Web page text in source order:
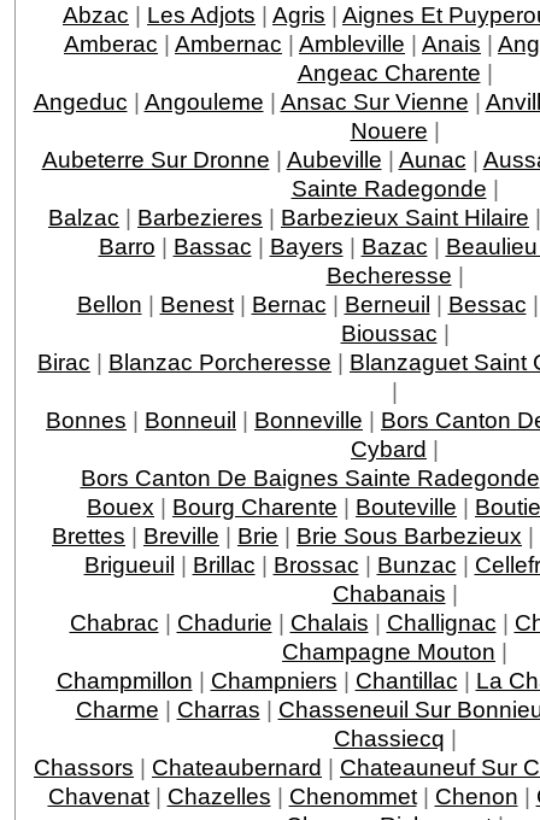
Abzac | Les Adjots | Agris | Aignes Et
Amberac | Ambernac | Ambleville | Anais |
Angeac Charente |
Angeduc | Angouleme | Ansac Sur Vienne |
Nouere |
Aubeterre Sur Dronne | Aubeville | Aunac |
Sainte Radegonde |
Balzac | Barbezieres | Barbezieux Saint Hilaire
Barro | Bassac | Bayers | Bazac |
Becheresse |
Bellon | Benest| Bernac | Berneuil | Bessac
Bioussac |
Birac | Blanzac Porcheresse | Blanzaguet Saint
|
Bonnes | Bonneuil | Bonneville | Bors Canton
Cybard |
Bors Canton De Baignes Sainte Radegonde
Bouex | Bourg Charente | Bouteville |
Brettes | Breville | Brie | Brie Sous Barbezieux |
Brigueuil | Brillac | Brossac | Bunzac |
Chabanais |
Chabrac | Chadurie | Chalais | Challignac |
Champagne Mouton |
Champmillon | Champniers | Chantillac | La
Charme | Charras | Chasseneuil Sur
Chassiecq |
Chassors | Chateaubernard | Chateauneuf Sur
Chavenat| Chazelles | Chenommet| Chenon |